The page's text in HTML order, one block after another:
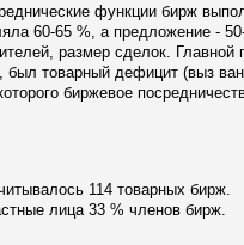
функции бирж
60-65 %, а предложение -
размер сделок. Главной
был товарный дефицит (выз
биржевое
114 товарных бирж.
лица 33 % членов бирж.